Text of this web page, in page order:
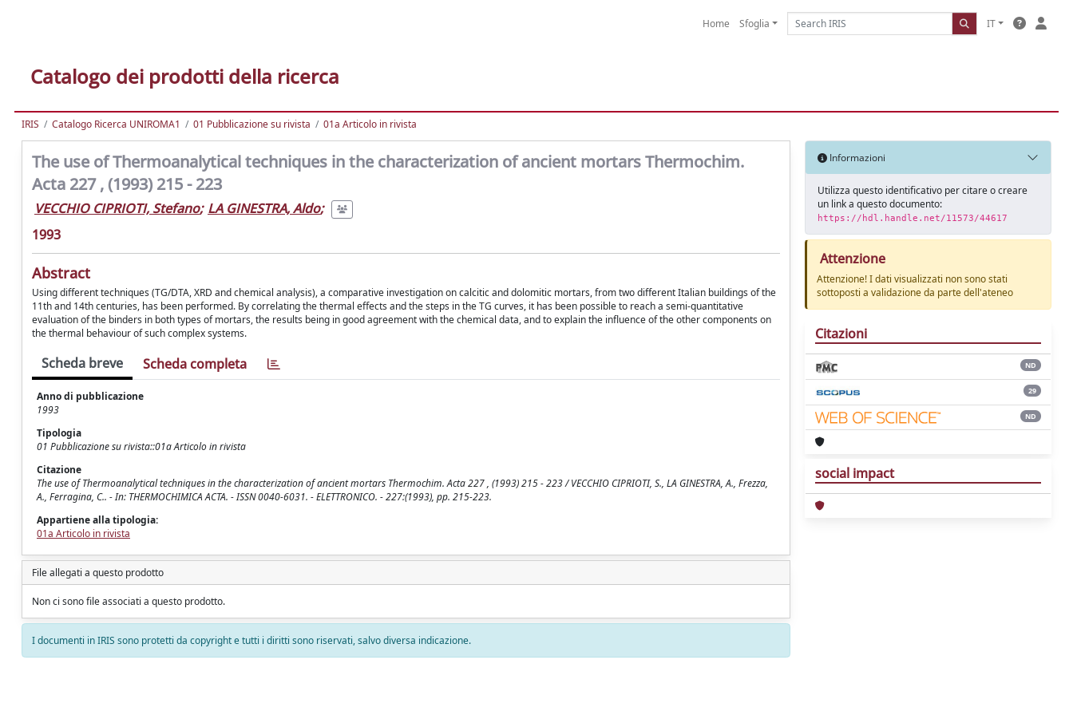
Home Sfoglia IT
Catalogo dei prodotti della ricerca
IRIS Catalogo Ricerca UNIROMA1 01 Pubblicazione su rivista 01a Articolo in rivista
The use of Thermoanalytical techniques in the characterization of ancient mortars Thermochim.
Acta 227 , (1993) 215 - 223
VECCHIO CIPRIOTI, Stefano; LA GINESTRA, Aldo;
1993
Abstract
Using different techniques (TG/DTA, XRD and chemical analysis), a comparative investigation on calcitic and dolomitic mortars, from two different Italian buildings of the
11th and 14th centuries, has been performed. By correlating the thermal effects and the steps in the TG curves, it has been possible to reach a semi-quantitative
evaluation of the binders in both types of mortars, the results being in good agreement with the chemical data, and to explain the influence of the other components on
the thermal behaviour of such complex systems.
Scheda breve Scheda completa
Anno di pubblicazione
1993
Tipologia
01 Pubblicazione su rivista::01a Articolo in rivista
Citazione
The use of Thermoanalytical techniques in the characterization of ancient mortars Thermochim. Acta 227 , (1993) 215 - 223 / VECCHIO CIPRIOTI, S., LA GINESTRA, A., Frezza,
A., Ferragina, C.. - In: THERMOCHIMICA ACTA. - ISSN 0040-6031. - ELETTRONICO. - 227:(1993), pp. 215-223.
Appartiene alla tipologia:
01a Articolo in rivista
File allegati a questo prodotto
Non ci sono file associati a questo prodotto.
I documenti in IRIS sono protetti da copyright e tutti i diritti sono riservati, salvo diversa indicazione.
Informazioni
Utilizza questo identificativo per citare o creare
un link a questo documento:
https://hdl.handle.net/11573/44617
Attenzione
Attenzione! I dati visualizzati non sono stati
sottoposti a validazione da parte dell'ateneo
Citazioni
ND
29
ND
social impact